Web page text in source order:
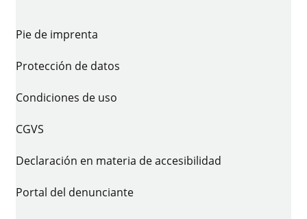
Pie de imprenta
Protección de datos
Condiciones de uso
CGVS
Declaración en materia de accesibilidad
Portal del denunciante